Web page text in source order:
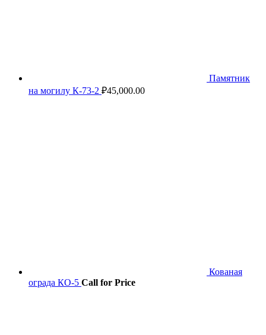
Памятник
на могилу К-73-2 ₽45,000.00
Кованая
ограда КО-5 Call for Price